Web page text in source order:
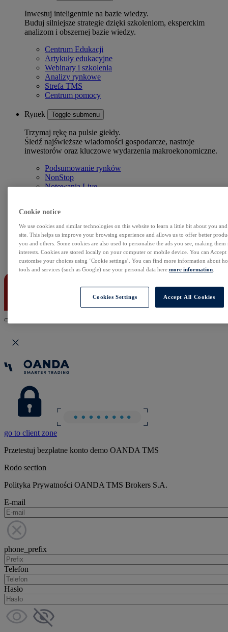
Inwestuj inteligentnie na bazie wiedzy.
Buduj silniejsze strategie dzięki szkoleniom, eksperckim
analizom i obszernej bazie wiedzy.
Centrum Edukacji
Artykuły edukacyjne
Webinary i szkolenia
Analizy rynkowe
Strefa TMS
Centrum pomocy
Rynek Toggle submenu
Trzymaj rękę na pulsie giełdy.
Śledź najświeższe wiadomości gospodarcze, nastroje
inwestorów oraz kluczowe wydarzenia makroekonomiczne.
Podsumowanie rynków
NonStop
Notowania Live
Kalendarz rynkowy
Zdarzenia korporacyjne
Sentyment Klientów
Rolowania
Kontakt
go to client zone
Przetestuj bezpłatne konto demo OANDA TMS
Rodo section
Polityka Prywatności OANDA TMS Brokers S.A.
E-mail
phone_prefix
Telefon
Hasło
Cookie notice
We use cookies and similar technologies on this website to learn a little bit about you
site. This helps us improve your browsing experience and allows us to offer better
you and others. Some cookies are also used to personalise the ads you see, making
interests. Cookies are stored locally on your computer or mobile device. You can
customise your choices using ‘Cookie settings’. You can find more information about
tools and services (such as Google) use your personal data here:more information
Cookies Settings Accept All Cookies